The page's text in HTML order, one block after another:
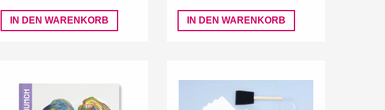
IN DEN WARENKORB IN DEN WARENKORB